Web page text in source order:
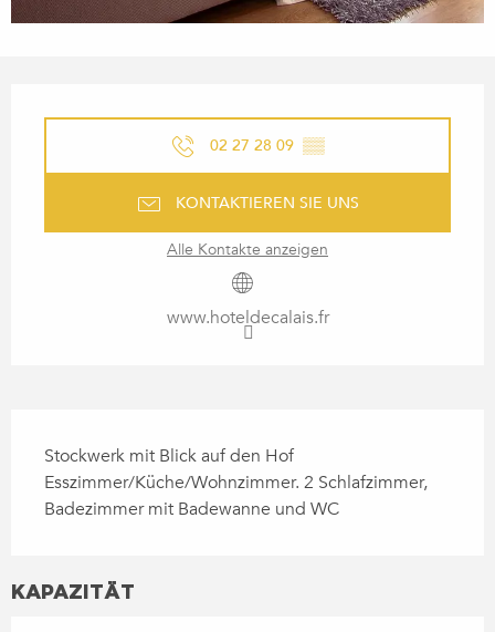
02 27 28 09 ▒▒
KONTAKTIEREN SIE UNS
Alle Kontakte anzeigen
www.hoteldecalais.fr
Stockwerk mit Blick auf den Hof
Esszimmer/Küche/Wohnzimmer. 2 Schlafzimmer,
Badezimmer mit Badewanne und WC
KAPAZITÄT